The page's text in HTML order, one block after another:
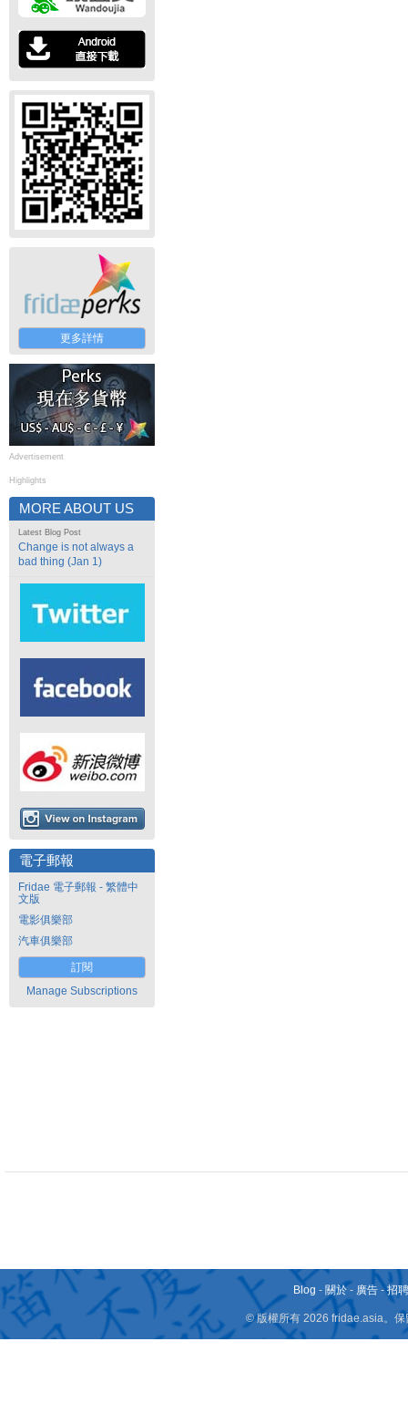
更多詳情
Advertisement
Highlights
MORE ABOUT US
Latest Blog Post
Change is not always a
bad thing (Jan 1)
電子郵報
Fridae 電子郵報 - 繁體中
文版
電影俱樂部
汽車俱樂部
訂閱
Manage Subscriptions
Blog - 關於 - 廣告 -招
© 版權所有 2026 fridae.asia。